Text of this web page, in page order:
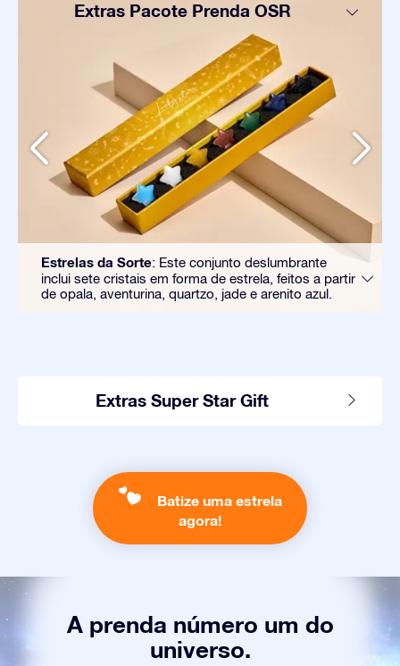
Extras Pacote Prenda OSR
Estrelas da Sorte: Este conjunto deslumbrante
inclui sete cristais em forma de estrela, feitos a partir
de opala, aventurina, quartzo, jade e arenito azul.
Extras Super Star Gift
Batize uma estrela
agora!
A prenda número um do
universo.